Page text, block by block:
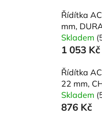
Řídítka
mm,
Skladem
1 053 Kč
Řídítka
22 mm,
Skladem
876 Kč